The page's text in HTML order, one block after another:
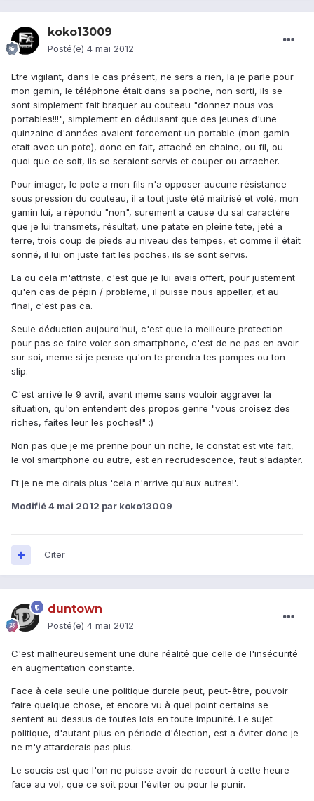
koko13009
Posté(e) 4 mai 2012
Etre vigilant, dans le cas présent, ne sers a rien, la je parle pour
mon gamin, le téléphone était dans sa poche, non sorti, ils se
sont simplement fait braquer au couteau "donnez nous vos
portables!!!", simplement en déduisant que des jeunes d'une
quinzaine d'années avaient forcement un portable (mon gamin
etait avec un pote), donc en fait, attaché en chaine, ou fil, ou
quoi que ce soit, ils se seraient servis et couper ou arracher.
Pour imager, le pote a mon fils n'a opposer aucune résistance
sous pression du couteau, il a tout juste été maitrisé et volé, mon
gamin lui, a répondu "non", surement a cause du sal caractère
que je lui transmets, résultat, une patate en pleine tete, jeté a
terre, trois coup de pieds au niveau des tempes, et comme il était
sonné, il lui on juste fait les poches, ils se sont servis.
La ou cela m'attriste, c'est que je lui avais offert, pour justement
qu'en cas de pépin / probleme, il puisse nous appeller, et au
final, c'est pas ca.
Seule déduction aujourd'hui, c'est que la meilleure protection
pour pas se faire voler son smartphone, c'est de ne pas en avoir
sur soi, meme si je pense qu'on te prendra tes pompes ou ton
slip.
C'est arrivé le 9 avril, avant meme sans vouloir aggraver la
situation, qu'on entendent des propos genre "vous croisez des
riches, faites leur les poches!" :)
Non pas que je me prenne pour un riche, le constat est vite fait,
le vol smartphone ou autre, est en recrudescence, faut s'adapter.
Et je ne me dirais plus 'cela n'arrive qu'aux autres!'.
Modifié4 mai 2012 par koko13009
Citer
duntown
Posté(e) 4 mai 2012
C'est malheureusement une dure réalité que celle de l'insécurité
en augmentation constante.
Face à cela seule une politique durcie peut, peut-être, pouvoir
faire quelque chose, et encore vu à quel point certains se
sentent au dessus de toutes lois en toute impunité. Le sujet
politique, d'autant plus en période d'élection, est a éviter donc je
ne m'y attarderais pas plus.
Le soucis est que l'on ne puisse avoir de recourt à cette heure
face au vol, que ce soit pour l'éviter ou pour le punir.